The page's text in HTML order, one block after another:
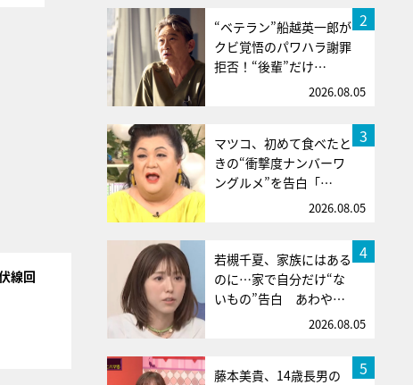
線回
2
“ベテラン”船越英一郎が
クビ覚悟のパワハラ謝罪
拒否！“後輩”だけ…
2026.08.05
3
マツコ、初めて食べたと
きの“衝撃度ナンバーワ
ングルメ”を告白「…
2026.08.05
4
若槻千夏、家族にはある
のに…家で自分だけ“な
いもの”告白 あわや…
2026.08.05
5
藤本美貴、14歳長男の